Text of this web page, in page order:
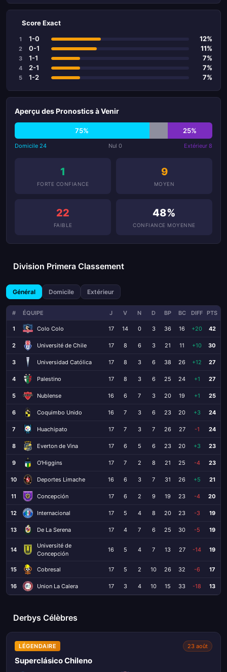
Score Exact
1 1-0 12%
2 0-1 11%
3 1-1 7%
4 2-1 7%
5 1-2 7%
Aperçu des Pronostics à Venir
75% 25%
Domicile 24 Nul 0 Extérieur 8
1
FORTE CONFIANCE
9
MOYEN
22
FAIBLE
48%
CONFIANCE MOYENNE
Division Primera Classement
Général Domicile Extérieur
# ÉQUIPE J V N D BP BC DIFF PTS
1 Colo Colo 17 14 0 3 36 16 +20 42
2 Université de Chile 17 8 6 3 21 11 +10 30
3 Universidad Católica 17 8 3 6 38 26 +12 27
4 Palestino 17 8 3 6 25 24 +1 27
5 Nublense 16 6 7 3 20 19 +1 25
6 Coquimbo Unido 16 7 3 6 23 20 +3 24
7 Huachipato 17 7 3 7 26 27 -1 24
8 Everton de Vina 17 6 5 6 23 20 +3 23
9 O'Higgins 17 7 2 8 21 25 -4 23
10 Deportes Limache 16 6 3 7 31 26 +5 21
11 Concepción 17 6 2 9 19 23 -4 20
12 Internacional 17 5 4 8 20 23 -3 19
13 De La Serena 17 4 7 6 25 30 -5 19
14
Université de
Concepción
16 5 4 7 13 27 -14 19
15 Cobresal 17 5 2 10 26 32 -6 17
16 Union La Calera 17 3 4 10 15 33 -18 13
Derbys Célèbres
LÉGENDAIRE 23 août
Superclásico Chileno